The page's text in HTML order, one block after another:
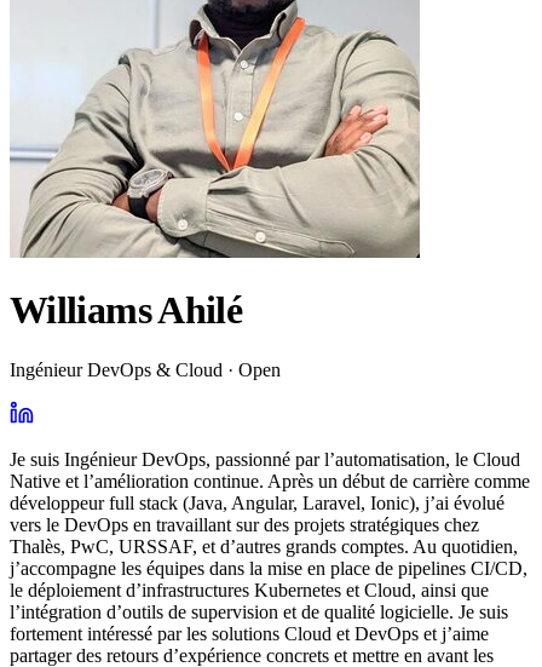
Williams Ahilé
Ingénieur DevOps & Cloud · Open
Je suis Ingénieur DevOps, passionné par l’automatisation, le Cloud
Native et l’amélioration continue. Après un début de carrière comme
développeur full stack (Java, Angular, Laravel, Ionic), j’ai évolué
vers le DevOps en travaillant sur des projets stratégiques chez
Thalès, PwC, URSSAF, et d’autres grands comptes. Au quotidien,
j’accompagne les équipes dans la mise en place de pipelines CI/CD,
le déploiement d’infrastructures Kubernetes et Cloud, ainsi que
l’intégration d’outils de supervision et de qualité logicielle. Je suis
fortement intéressé par les solutions Cloud et DevOps et j’aime
partager des retours d’expérience concrets et mettre en avant les